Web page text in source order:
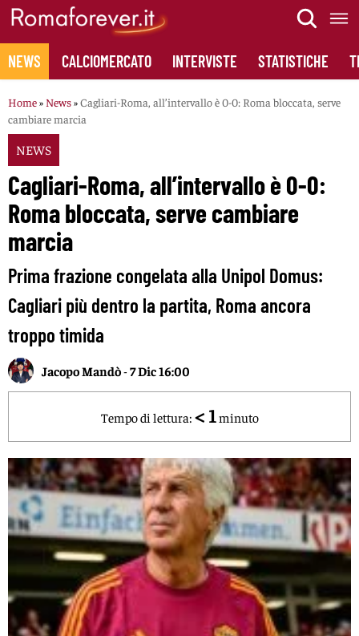
Skip
content
NEWS CALCIOMERCATO INTERVISTE STATISTICHE
Home» News»Cagliari-Roma, all’intervallo è 0-0: Roma bloccata, serve
cambiare marcia
NEWS
Cagliari-Roma, all’intervallo è 0-0:
Roma bloccata, serve cambiare
marcia
Prima frazione congelata alla Unipol Domus:
Cagliari più dentro la partita, Roma ancora
troppo timida
Jacopo Mandò-7 Dic 16:00
Tempo di lettura: < 1 minuto